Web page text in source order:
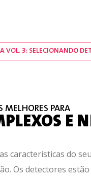
VOL. 3: SELECIONANDO
MELHORES PARA
E
características do
Os detectores